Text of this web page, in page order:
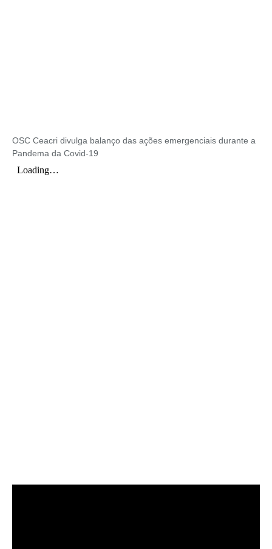
OSC Ceacri divulga balanço das ações emergenciais durante a
Pandema da Covid-19